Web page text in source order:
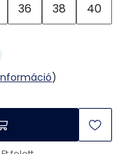
36 38 40
)